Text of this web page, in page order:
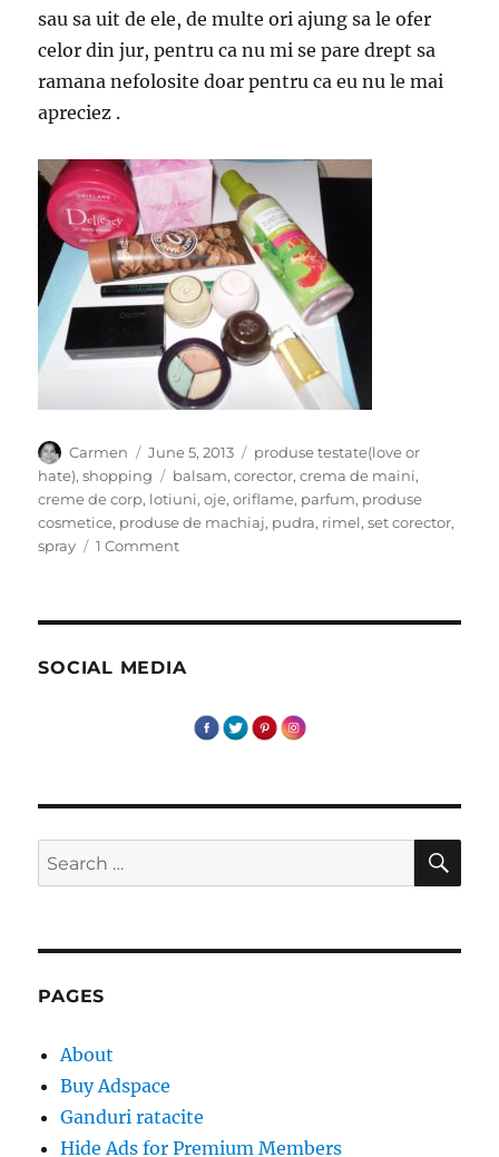
sau sa uit de ele, de multe ori ajung sa le ofer
celor din jur, pentru ca nu mi se pare drept sa
ramana nefolosite doar pentru ca eu nu le mai
apreciez .
Author
Carmen
Posted
on
June 5, 2013 Categories
produse testate(love or
hate),shopping Tags
balsam,corector,crema de maini,
creme de corp, lotiuni,oje,oriflame, parfum, produse
cosmetice, produse de machiaj, pudra, rimel,set corector,
spray
1 Commenton
SOCIAL MEDIA
Search
for:
PAGES
About
Buy Adspace
Ganduri ratacite
Hide Ads for Premium Members